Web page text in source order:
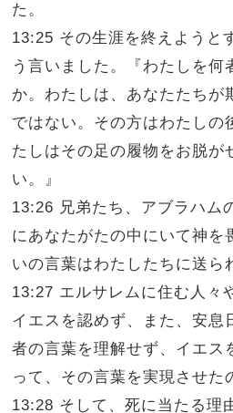
た。
13:25 その生涯を終えようと
う言いました。『わたしを何
か。わたしは、あなたたちが
ではない。その方はわたしの
たしはその足の履物をお脱が
い。』
13:26 兄弟たち、アブラハム
にあなたがたの中にいて神を
いの言葉はわたしたちに送ら
13:27 エルサレムに住む人々
イエスを認めず、また、安息
者の言葉を理解せず、イエス
って、その言葉を実現させた
13:28 そして、死に当たる理